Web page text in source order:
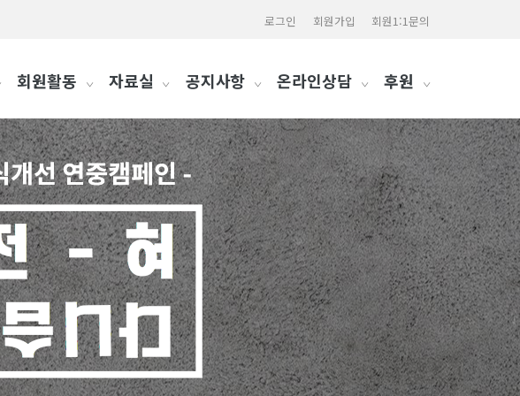
로그인 회원가입 회원1:1문의
회원활동 자료실 공지사항 온라인상담 후원